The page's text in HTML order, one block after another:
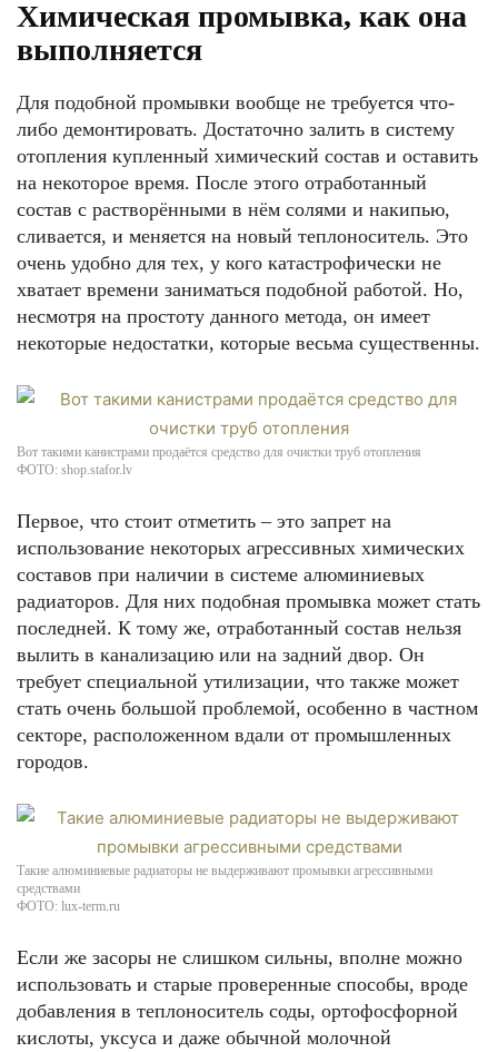
Химическая промывка, как она
выполняется
Для подобной промывки вообще не требуется что-
либо демонтировать. Достаточно залить в систему
отопления купленный химический состав и оставить
на некоторое время. После этого отработанный
состав с растворёнными в нём солями и накипью,
сливается, и меняется на новый теплоноситель. Это
очень удобно для тех, у кого катастрофически не
хватает времени заниматься подобной работой. Но,
несмотря на простоту данного метода, он имеет
некоторые недостатки, которые весьма существенны.
Вот такими канистрами продаётся средство для очистки труб отопления
ФОТО: shop.stafor.lv
Первое, что стоит отметить – это запрет на
использование некоторых агрессивных химических
составов при наличии в системе алюминиевых
радиаторов. Для них подобная промывка может стать
последней. К тому же, отработанный состав нельзя
вылить в канализацию или на задний двор. Он
требует специальной утилизации, что также может
стать очень большой проблемой, особенно в частном
секторе, расположенном вдали от промышленных
городов.
Такие алюминиевые радиаторы не выдерживают промывки агрессивными
средствами
ФОТО: lux-term.ru
Если же засоры не слишком сильны, вполне можно
использовать и старые проверенные способы, вроде
добавления в теплоноситель соды, ортофосфорной
кислоты, уксуса и даже обычной молочной